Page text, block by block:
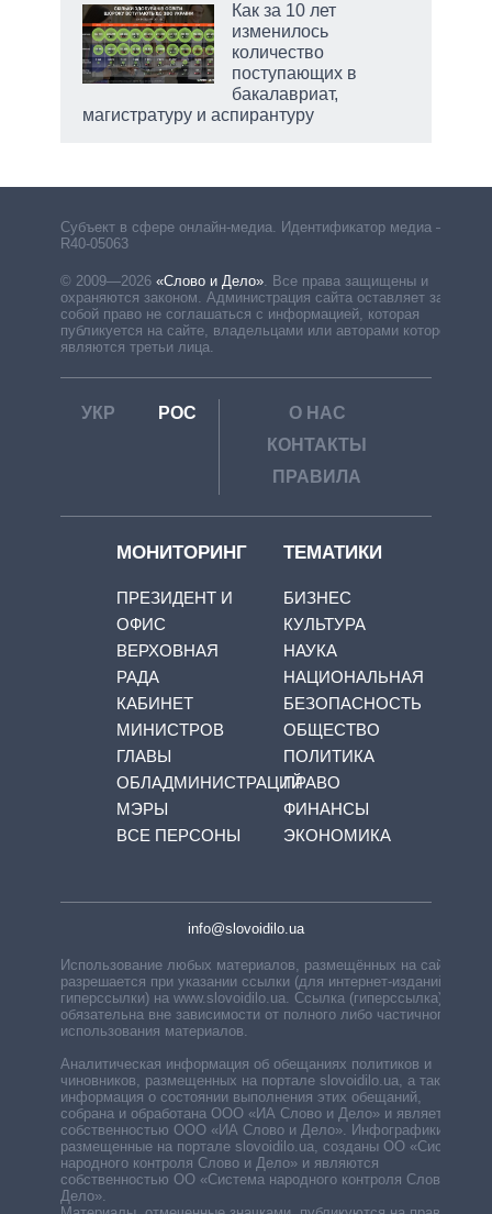
Как за 10 лет
изменилось
количество
поступающих в
бакалавриат,
магистратуру и аспирантуру
Субъект в сфере онлайн-медиа. Идентификатор медиа –
R40-05063
© 2009—2026 «Слово и Дело». Все права защищены и
охраняются законом. Администрация сайта оставляет за
собой право не соглашаться с информацией, которая
публикуется на сайте, владельцами или авторами которой
являются третьи лица.
УКР РОС
О НАС
КОНТАКТЫ
ПРАВИЛА
МОНИТОРИНГ
ПРЕЗИДЕНТ И
ОФИС
ВЕРХОВНАЯ
РАДА
КАБИНЕТ
МИНИСТРОВ
ГЛАВЫ
ОБЛАДМИНИСТРАЦИЙ
МЭРЫ
ВСЕ ПЕРСОНЫ
ТЕМАТИКИ
БИЗНЕС
КУЛЬТУРА
НАУКА
НАЦИОНАЛЬНАЯ
БЕЗОПАСНОСТЬ
ОБЩЕСТВО
ПОЛИТИКА
ПРАВО
ФИНАНСЫ
ЭКОНОМИКА
info@slovoidilo.ua
Использование любых материалов, размещённых на сайте,
разрешается при указании ссылки (для интернет-изданий —
гиперссылки) на www.slovoidilo.ua. Ссылка (гиперссылка)
обязательна вне зависимости от полного либо частичного
использования материалов.
Аналитическая информация об обещаниях политиков и
чиновников, размещенных на портале slovoidilo.ua, а также
информация о состоянии выполнения этих обещаний,
собрана и обработана ООО «ИА Слово и Дело» и является
собственностью ООО «ИА Слово и Дело». Инфографики,
размещенные на портале slovoidilo.ua, созданы ОО «Система
народного контроля Слово и Дело» и являются
собственностью ОО «Система народного контроля Слово и
Дело».